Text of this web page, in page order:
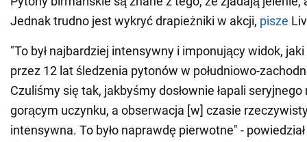
Jednak trudno jest wykryć drapieżniki w akcji, pisze
"To był najbardziej intensywny i imponujący widok,
przez 12 lat śledzenia pytonów w południowo-
Czuliśmy się tak, jakbyśmy dosłownie łapali
gorącym uczynku, a obserwacja [w] czasie
intensywna. To było naprawdę pierwotne" -